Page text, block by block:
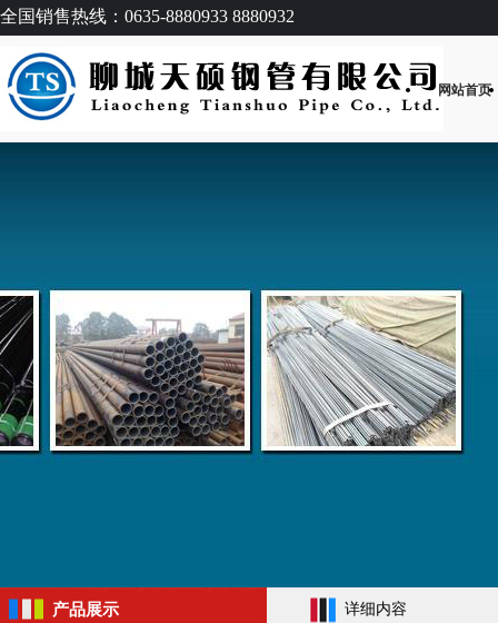
全国销售热线：0635-8880933 8880932
网站首页
产品展示 详细内容